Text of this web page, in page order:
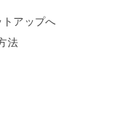
アップへ
法